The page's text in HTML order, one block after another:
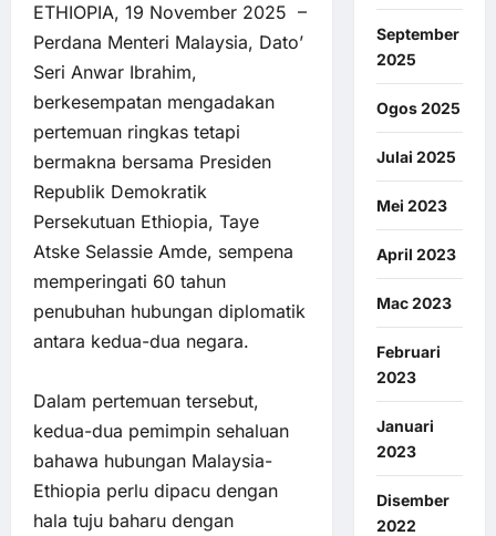
ETHIOPIA, 19 November 2025 –
Perdana Menteri Malaysia, Dato’
Seri Anwar Ibrahim,
berkesempatan mengadakan
pertemuan ringkas tetapi
bermakna bersama Presiden
Republik Demokratik
Persekutuan Ethiopia, Taye
Atske Selassie Amde, sempena
memperingati 60 tahun
penubuhan hubungan diplomatik
antara kedua-dua negara.
Dalam pertemuan tersebut,
kedua-dua pemimpin sehaluan
bahawa hubungan Malaysia-
Ethiopia perlu dipacu dengan
hala tuju baharu dengan
September
2025
Ogos 2025
Julai 2025
Mei 2023
April 2023
Mac 2023
Februari
2023
Januari
2023
Disember
2022